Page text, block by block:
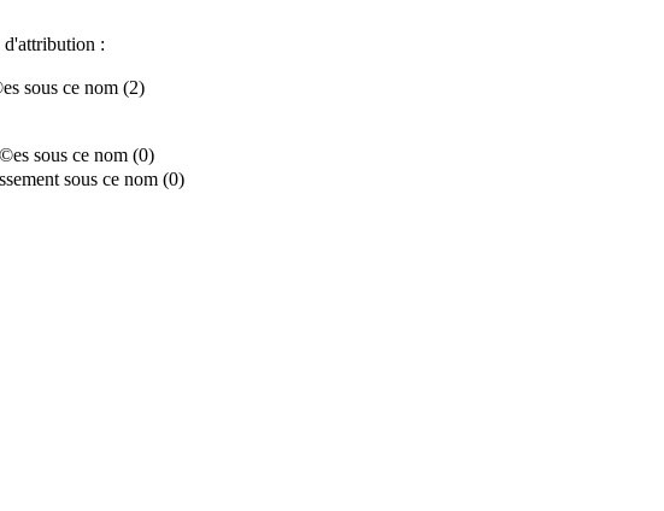
:
sous ce nom (2)
sous ce nom (0)
sous ce nom (0)